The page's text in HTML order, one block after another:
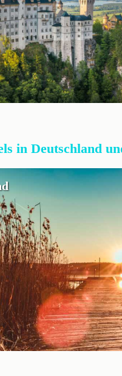
in Deutschland